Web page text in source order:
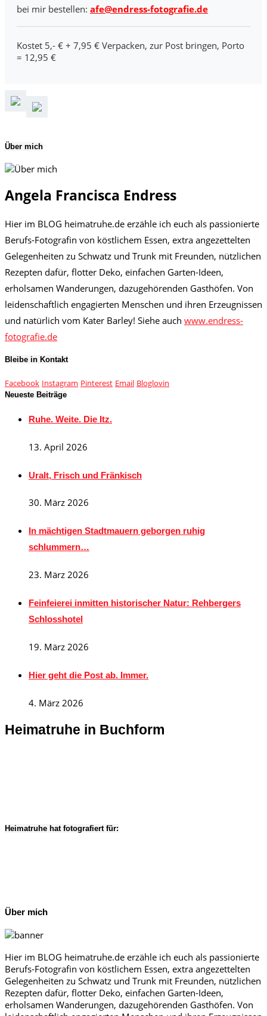
bei mir bestellen: afe@endress-fotografie.de
Kostet 5,- € + 7,95 € Verpacken, zur Post bringen, Porto
= 12,95 €
Über mich
Angela Francisca Endress
Hier im BLOG heimatruhe.de erzähle ich euch als passionierte
Berufs-Fotografin von köstlichem Essen, extra angezettelten
Gelegenheiten zu Schwatz und Trunk mit Freunden, nützlichen
Rezepten dafür, flotter Deko, einfachen Garten-Ideen,
erholsamen Wanderungen, dazugehörenden Gasthöfen. Von
leidenschaftlich engagierten Menschen und ihren Erzeugnissen
und natürlich vom Kater Barley! Siehe auch www.endress-
fotografie.de
Bleibe in Kontakt
Facebook Instagram Pinterest Email Bloglovin
Neueste Beiträge
Ruhe. Weite. Die Itz.
13. April 2026
Uralt, Frisch und Fränkisch
30. März 2026
In mächtigen Stadtmauern geborgen ruhig
schlummern…
23. März 2026
Feinfeierei inmitten historischer Natur: Rehbergers
Schlosshotel
19. März 2026
Hier geht die Post ab. Immer.
4. März 2026
Heimatruhe in Buchform
Heimatruhe hat fotografiert für:
Über mich
Hier im BLOG heimatruhe.de erzähle ich euch als passionierte
Berufs-Fotografin von köstlichem Essen, extra angezettelten
Gelegenheiten zu Schwatz und Trunk mit Freunden, nützlichen
Rezepten dafür, flotter Deko, einfachen Garten-Ideen,
erholsamen Wanderungen, dazugehörenden Gasthöfen. Von